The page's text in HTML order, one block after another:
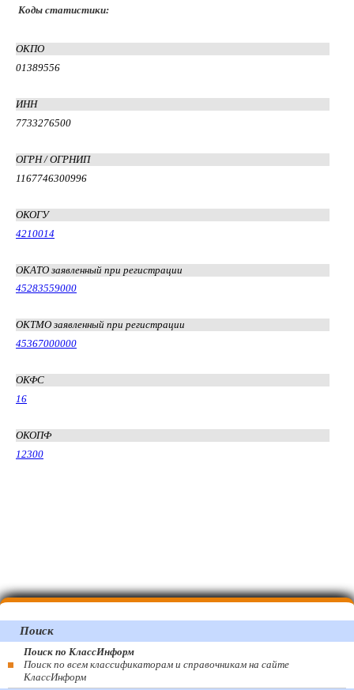
Коды статистики:
ОКПО
01389556
ИНН
7733276500
ОГРН / ОГРНИП
1167746300996
ОКОГУ
4210014
ОКАТО заявленный при регистрации
45283559000
ОКТМО заявленный при регистрации
45367000000
ОКФС
16
ОКОПФ
12300
Поиск
Поиск по КлассИнформ
Поиск по всем классификаторам и справочникам на сайте
КлассИнформ